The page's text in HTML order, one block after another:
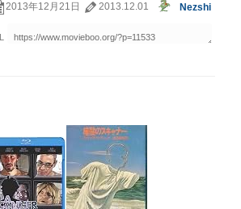
2013年12月21日 2013.12.01 Nezshi